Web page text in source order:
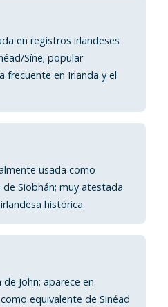
en registros irlandeses
Síne; popular
frecuente en Irlanda y el
usada como
Siobhán; muy atestada
histórica.
John; aparece en
equivalente de Sinéad